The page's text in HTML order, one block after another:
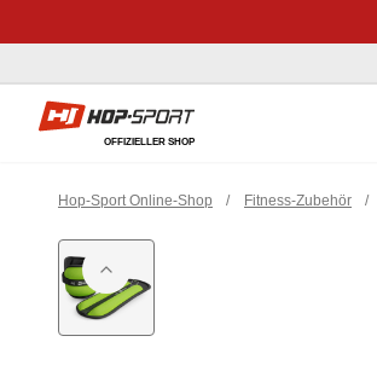
Hop-sport.at
OFFIZIELLER SHOP
Hop-Sport Online-Shop / Fitness-Zubehör /